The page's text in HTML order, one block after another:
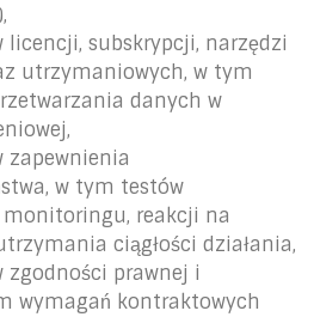
licencji, subskrypcji, narzędzi
utrzymaniowych, w tym
danych w
zapewnienia
w tym testów
monitoringu, reakcji na
ciągłości działania,
zgodności prawnej i
wymagań kontraktowych